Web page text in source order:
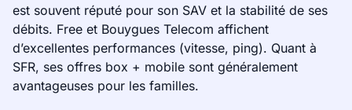
est souvent réputé pour son SAV et la stabilité de ses
débits. Free et Bouygues Telecom affichent
d’excellentes performances (vitesse, ping). Quant à
SFR, ses offres box + mobile sont généralement
avantageuses pour les familles.